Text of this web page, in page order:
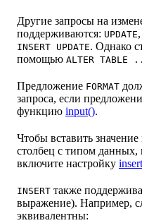
Другие запросы на
поддерживаются: UPDATE,
INSERT UPDATE. Однако
помощью ALTER TABLE
Предложение FORMAT
запроса, если
функцию input().
Чтобы вставить
столбец с типом
включите настройку
INSERT также
выражение). Например,
эквивалентны: